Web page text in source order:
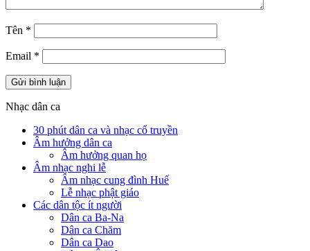
Tên *
Email *
Nhạc dân ca
30 phút dân ca và nhạc cổ truyền
Âm hưởng dân ca
Âm hưởng quan họ
Âm nhạc nghi lễ
Âm nhạc cung đình Huế
Lễ nhạc phật giáo
Các dân tộc ít người
Dân ca Ba-Na
Dân ca Chăm
Dân ca Dao